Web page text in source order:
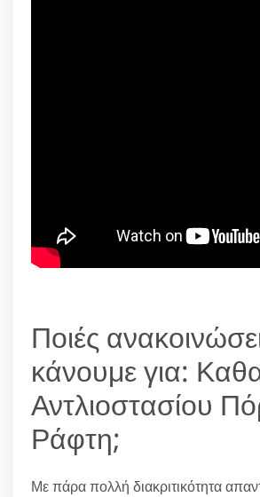
Ποιές
κάνουμε για:
Αντλιοστασίου
Ράφτη;
Με πάρα πολλή διακριτικότητα